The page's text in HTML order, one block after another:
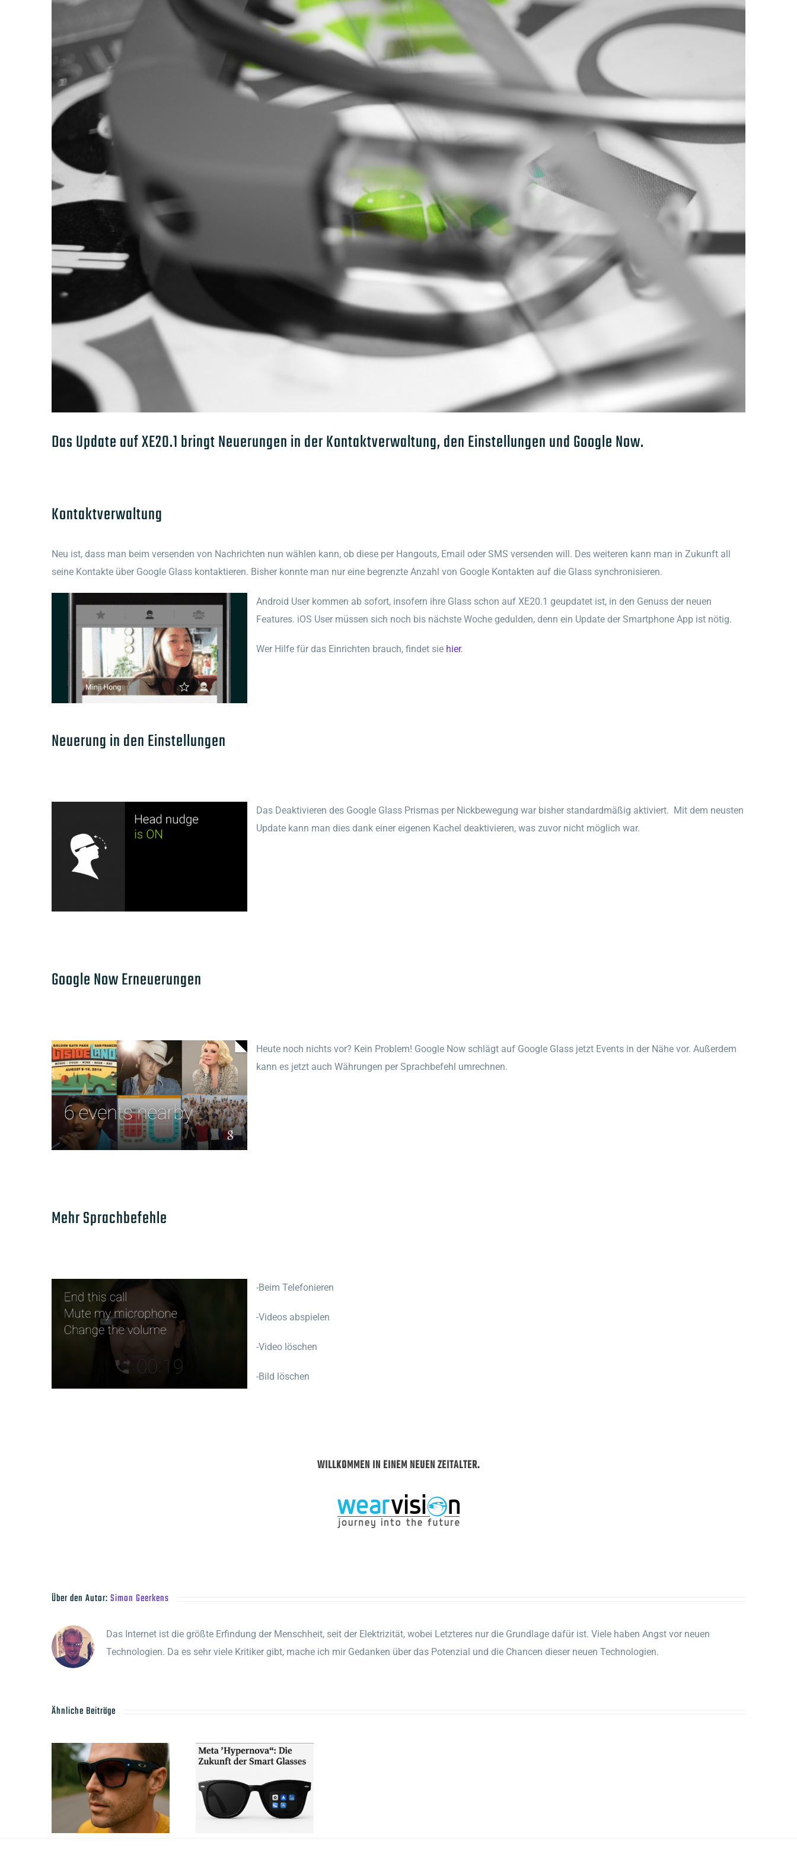
Bild
Das Update auf XE20.1 bringt Neuerungen in der Kontaktverwaltung, den Einstellungen und Google Now.
Kontaktverwaltung
Neu ist, dass man beim versenden von Nachrichten nun wählen kann, ob diese per Hangouts, Email oder SMS versenden will. Des weiteren kann man in Zukunft all
seine Kontakte über Google Glass kontaktieren. Bisher konnte man nur eine begrenzte Anzahl von Google Kontakten auf die Glass synchronisieren.
Android User kommen ab sofort, insofern ihre Glass schon auf XE20.1 geupdatet ist, in den Genuss der neuen
Features. iOS User müssen sich noch bis nächste Woche gedulden, denn ein Update der Smartphone App ist nötig.
Wer Hilfe für das Einrichten brauch, findet sie hier.
Neuerung in den Einstellungen
Das Deaktivieren des Google Glass Prismas per Nickbewegung war bisher standardmäßig aktiviert. Mit dem neusten
Update kann man dies dank einer eigenen Kachel deaktivieren, was zuvor nicht möglich war.
Google Now Erneuerungen
Heute noch nichts vor? Kein Problem! Google Now schlägt auf Google Glass jetzt Events in der Nähe vor. Außerdem
kann es jetzt auch Währungen per Sprachbefehl umrechnen.
Mehr Sprachbefehle
-Beim Telefonieren
-Videos abspielen
-Video löschen
-Bild löschen
WILLKOMMEN IN EINEM NEUEN ZEITALTER.
Über den Autor:Simon Geerkens
Das Internet ist die größte Erfindung der Menschheit, seit der Elektrizität, wobei Letzteres nur die Grundlage dafür ist. Viele haben Angst vor neuen
Technologien. Da es sehr viele Kritiker gibt, mache ich mir Gedanken über das Potenzial und die Chancen dieser neuen Technologien.
Ähnliche Beiträge